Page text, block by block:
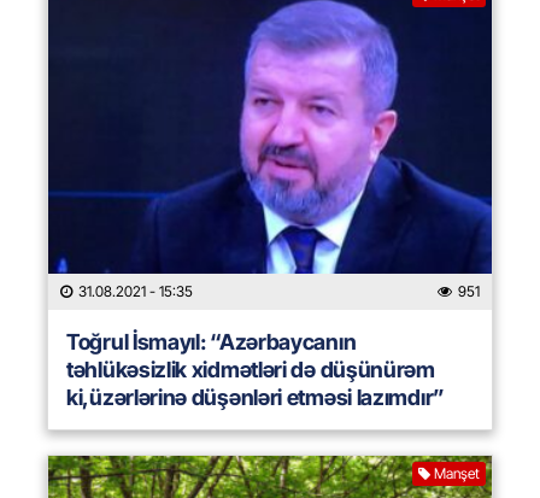
31.08.2021 - 15:35 951
Toğrul İsmayıl: “Azərbaycanın
təhlükəsizlik xidmətləri də düşünürəm
ki,üzərlərinə düşənləri etməsi lazımdır”
Manşet